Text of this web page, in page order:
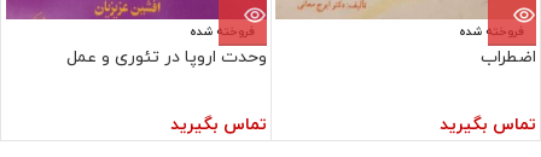
فروخته شده
اضطراب
تماس بگیرید
فروخته شده
وحدت اروپا در تئوری و عمل
تماس بگیرید